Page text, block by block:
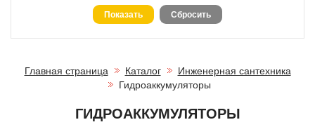
Главная страница Каталог
Инженерная сантехника
Гидроаккумуляторы
ГИДРОАККУМУЛЯТОРЫ